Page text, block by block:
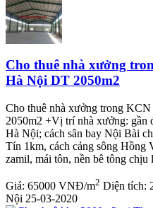
Cho thuê nhà xưởng
Hà Nội DT 2050m2
Cho thuê nhà xưởng trong
2050m2 +Vị trí nhà xưởng:
Hà Nội; cách sân bay Nội Bài
Tín 1km, cách cảng sông
zamil, mái tôn, nền bê tông
Giá: 65000 VNĐ/m2 Diện tích:
Nội 25-03-2020